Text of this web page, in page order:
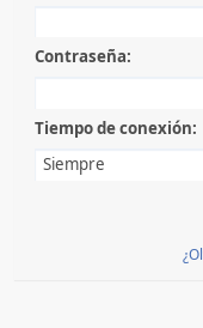
Contraseña:
Tiempo de conexión: